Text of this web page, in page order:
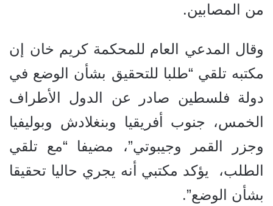
من المصابين.
وقال المدعي العام للمحكمة كريم خان إن
مكتبه تلقي “طلبا للتحقيق بشأن الوضع في
دولة فلسطين صادر عن الدول الأطراف
الخمس، جنوب أفريقيا وبنغلادش وبوليفيا
وجزر القمر وجيبوتي”، مضيفا “مع تلقي
الطلب، يؤكد مكتبي أنه يجري حاليا تحقيقا
بشأن الوضع”.